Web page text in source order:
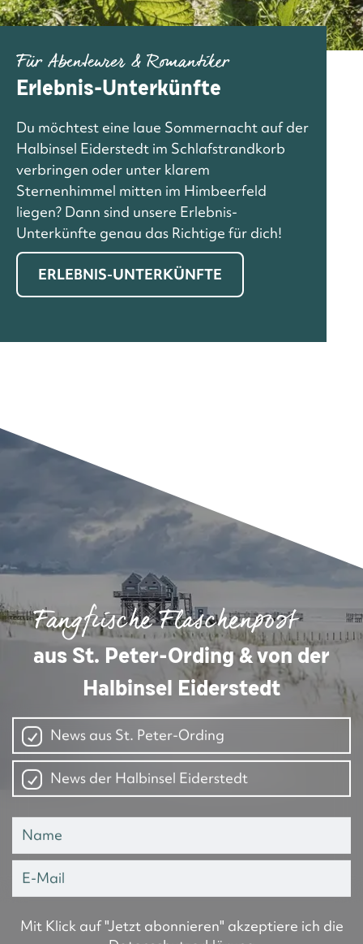
Für Abenteurer & Romantiker
Erlebnis-Unterkünfte
Du möchtest eine laue Sommernacht auf der
Halbinsel Eiderstedt im Schlafstrandkorb
verbringen oder unter klarem
Sternenhimmel mitten im Himbeerfeld
liegen? Dann sind unsere Erlebnis-
Unterkünfte genau das Richtige für dich!
ERLEBNIS-UNTERKÜNFTE
Fangfrische Flaschenpost
aus St. Peter-Ording & von der
Halbinsel Eiderstedt
News aus St. Peter-Ording
News der Halbinsel Eiderstedt
Mit Klick auf "Jetzt abonnieren" akzeptiere ich die